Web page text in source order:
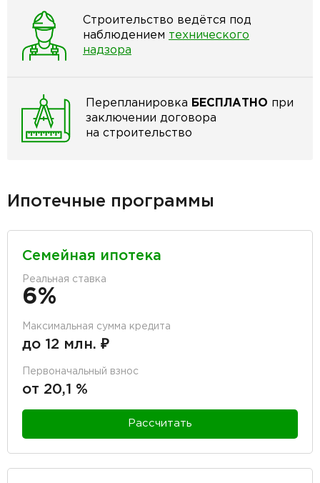
Строительство ведётся под
наблюдением технического
надзора
Перепланировка БЕСПЛАТНО при
заключении договора
на строительство
Ипотечные программы
Семейная ипотека
Реальная ставка
6%
Максимальная сумма кредита
до 12 млн. ₽
Первоначальный взнос
от 20,1 %
Рассчитать